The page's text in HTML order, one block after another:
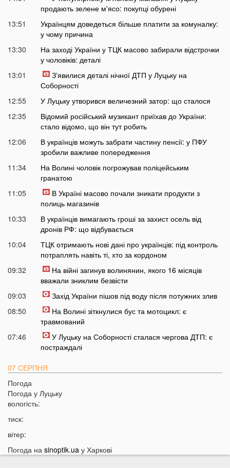
продають зелене м'ясо: покупці обурені
13:51
Українцям доведеться більше платити за комуналку:
у чому причина
13:30
На заході України у ТЦК масово забирали відстрочки
у чоловіків: деталі
13:01
Зʼявилися деталі нічної ДТП у Луцьку на
Соборності
12:55
У Луцьку утворився величезний затор: що сталося
12:35
Відомий російський музикант приїхав до України:
стало відомо, що він тут робить
12:06
В українців можуть забрати частину пенсії: у ПФУ
зробили важливе попередження
11:34
На Волині чоловік погрожував поліцейським
гранатою
11:05
В Україні масово почали зникати продукти з
полиць магазинів
10:33
В українців вимагають гроші за захист осель від
дронів РФ: що відбувається
10:04
ТЦК отримають нові дані про українців: під контроль
потраплять навіть ті, хто за кордоном
09:32
На війні загинув волинянин, якого 16 місяців
вважали зниклим безвісти
09:03
Захід України пішов під воду після потужних злив
08:50
На Волині зіткнулися бус та мотоцикл: є
травмований
07:46
У Луцьку на Соборності сталася чергова ДТП: є
постраждалі
07 СЕРПНЯ
20:31
20:17
19:30
Назвали найжадібніших чоловіків за знаком Зодіаку
Погода
Погода у Луцьку
вологість:
тиск:
вітер:
Погода на sinoptik.ua у Харкові